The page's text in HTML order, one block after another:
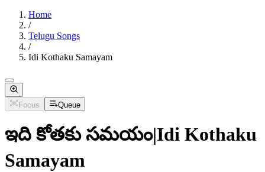
Home
/
Telugu Songs
/
Idi Kothaku Samayam
Focus Queue
ఇది కోతకు సమయం|Idi Kothaku
Samayam